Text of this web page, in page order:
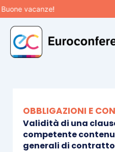
Vai
al
contenuto
vacanze!
OBBLIGAZIONI E
Validità di una
competente
generali di contratto